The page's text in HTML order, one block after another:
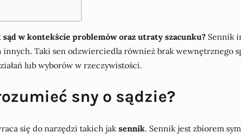
sąd w kontekście problemów oraz utraty szacunku? Sennik
Taki sen odzwierciedla również brak wewnętrznego
lub wyborów w rzeczywistości.
sny o sądzie?
się do narzędzi takich jak sennik. Sennik jest zbiorem